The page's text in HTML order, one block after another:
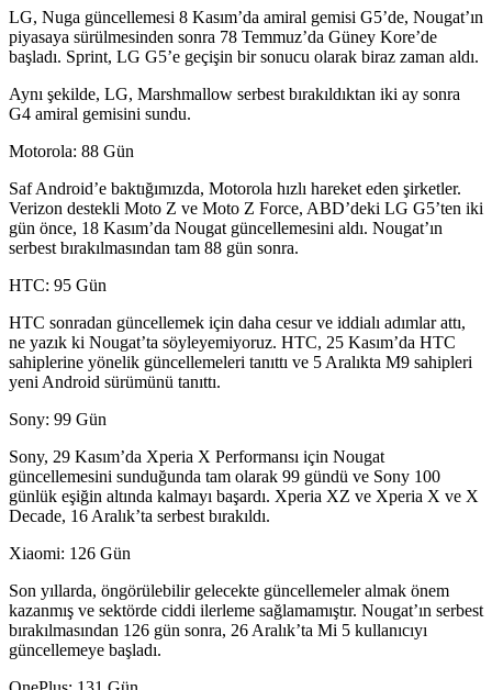
LG, Nuga güncellemesi 8 Kasım’da amiral gemisi G5’de, Nougat’ın
piyasaya sürülmesinden sonra 78 Temmuz’da Güney Kore’de
başladı. Sprint, LG G5’e geçişin bir sonucu olarak biraz zaman aldı.
Aynı şekilde, LG, Marshmallow serbest bırakıldıktan iki ay sonra
G4 amiral gemisini sundu.
Motorola: 88 Gün
Saf Android’e baktığımızda, Motorola hızlı hareket eden şirketler.
Verizon destekli Moto Z ve Moto Z Force, ABD’deki LG G5’ten iki
gün önce, 18 Kasım’da Nougat güncellemesini aldı. Nougat’ın
serbest bırakılmasından tam 88 gün sonra.
HTC: 95 Gün
HTC sonradan güncellemek için daha cesur ve iddialı adımlar attı,
ne yazık ki Nougat’ta söyleyemiyoruz. HTC, 25 Kasım’da HTC
sahiplerine yönelik güncellemeleri tanıttı ve 5 Aralıkta M9 sahipleri
yeni Android sürümünü tanıttı.
Sony: 99 Gün
Sony, 29 Kasım’da Xperia X Performansı için Nougat
güncellemesini sunduğunda tam olarak 99 gündü ve Sony 100
günlük eşiğin altında kalmayı başardı. Xperia XZ ve Xperia X ve X
Decade, 16 Aralık’ta serbest bırakıldı.
Xiaomi: 126 Gün
Son yıllarda, öngörülebilir gelecekte güncellemeler almak önem
kazanmış ve sektörde ciddi ilerleme sağlamamıştır. Nougat’ın serbest
bırakılmasından 126 gün sonra, 26 Aralık’ta Mi 5 kullanıcıyı
güncellemeye başladı.